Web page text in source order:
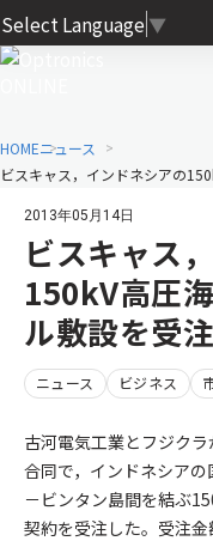
Select Language ▼
HOMEニュース
ビスキャス，インドネシアの
2013年05月14日
ビスキャス
150kV高圧
ル敷設を受注
ニュース ビジネス
古河電気工業とフジク
合同で，インドネシア
－ビンタン島間を結ぶ
契約を受注した。受注